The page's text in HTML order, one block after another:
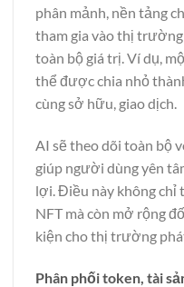
phân mảnh, nền tảng
tham gia vào thị
toàn bộ giá trị. Ví dụ,
thể được chia nhỏ
cùng sở hữu, giao dịch.
AI sẽ theo dõi toàn bộ
giúp người dùng yên
lợi. Điều này không chỉ
NFT mà còn mở rộng
kiện cho thị trường
Phân phối token, tài